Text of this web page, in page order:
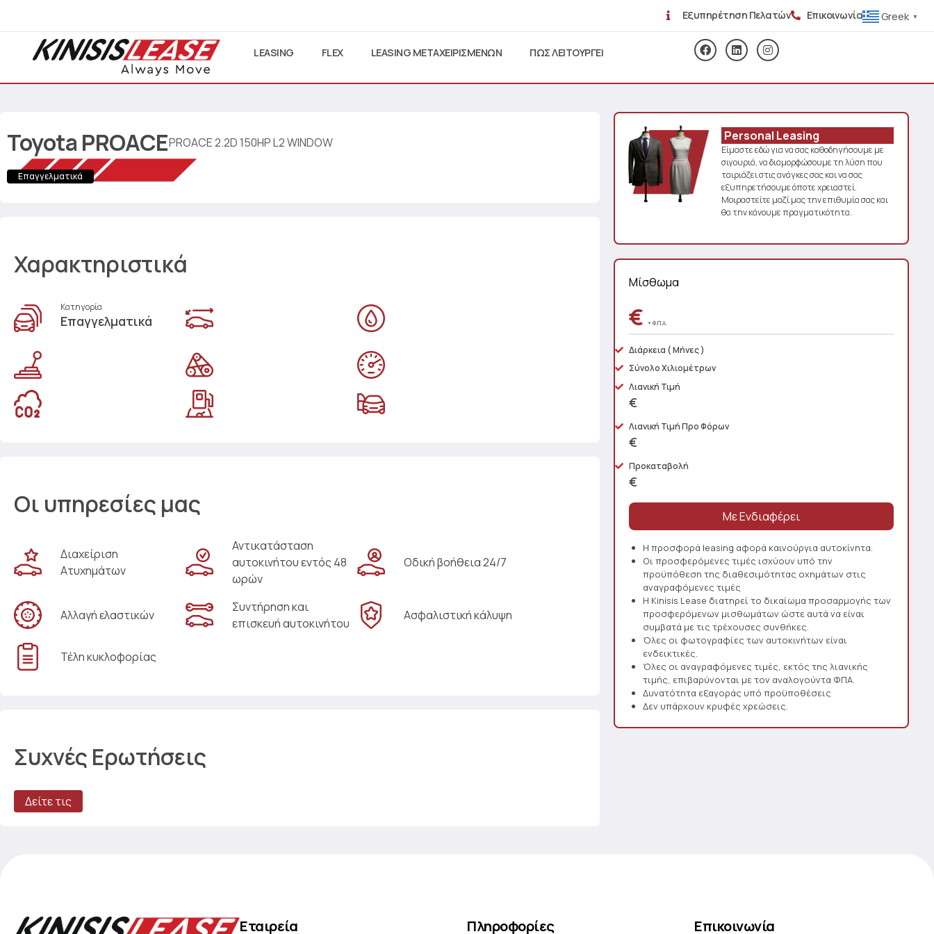
Εξυπηρέτηση Πελατών Επικοινωνία Greek ▼
LEASING FLEX LEASING ΜΕΤΑΧΕΙΡΙΣΜΕΝΩΝ ΠΩΣ ΛΕΙΤΟΥΡΓΕΙ
Toyota PROACEPROACE 2.2D 150HP L2 WINDOW
Επαγγελματικά
Χαρακτηριστικά
Κατηγορία
Επαγγελματικά
Οι υπηρεσίες μας
Διαχείριση
Ατυχημάτων
Αντικατάσταση
αυτοκινήτου εντός 48
ωρών
Οδική βοήθεια 24/7
Αλλαγή ελαστικών
Συντήρηση και
επισκευή αυτοκινήτου
Ασφαλιστική κάλυψη
Τέλη κυκλοφορίας
Συχνές Ερωτήσεις
Δείτε τις
Personal Leasing
Είμαστε εδώ για να σας καθοδηγήσουμε με
σιγουριά, να διαμορφώσουμε τη λύση που
ταιριάζει στις ανάγκες σας και να σας
εξυπηρετήσουμε όποτε χρειαστεί.
Μοιραστείτε μαζί μας την επιθυμία σας και
θα την κάνουμε πραγματικότητα.
Μίσθωμα
€+ Φ.Π.Α.
Διάρκεια ( Μήνες )
Σύνολο Χιλιομέτρων
Λιανική Τιμή
€
Λιανική Τιμή Προ Φόρων
€
Προκαταβολή
€
Η προσφορά leasing αφορά καινούργια αυτοκίνητα.
Οι προσφερόμενες τιμές ισχύουν υπό την
προϋπόθεση της διαθεσιμότητας οχημάτων στις
αναγραφόμενες τιμές
Η Kinisis Lease διατηρεί το δικαίωμα προσαρμογής των
προσφερόμενων μισθωμάτων ώστε αυτά να είναι
συμβατά με τις τρέχουσες συνθήκες.
Όλες οι φωτογραφίες των αυτοκινήτων είναι
ενδεικτικές.
Όλες οι αναγραφόμενες τιμές, εκτός της λιανικής
τιμής, επιβαρύνονται με τον αναλογούντα ΦΠΑ.
Δυνατότητα εξαγοράς υπό προϋποθέσεις
Δεν υπάρχουν κρυφές χρεώσεις.
Εταιρεία Πληροφορίες Επικοινωνία